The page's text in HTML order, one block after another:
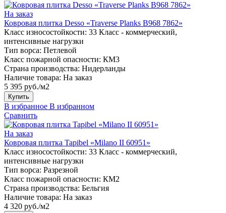
На заказ
Ковровая плитка Desso «Traverse Planks B968 7862»
Класс износостойкости: 33 Класс - коммерческий,
интенсивные нагрузки
Тип ворса: Петлевой
Класс пожарной опасности: КМ3
Страна производства: Нидерланды
Наличие товара: На заказ
5 395 руб./м2
Купить
В избранное В избранном
Сравнить
На заказ
Ковровая плитка Tapibel «Milano II 60951»
Класс износостойкости: 33 Класс - коммерческий,
интенсивные нагрузки
Тип ворса: Разрезной
Класс пожарной опасности: КМ2
Страна производства: Бельгия
Наличие товара: На заказ
4 320 руб./м2